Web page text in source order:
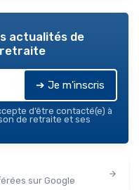
actualités de
retraite
➔ Je m'inscris
d’être contacté(e) à
de retraite et ses
sur Google